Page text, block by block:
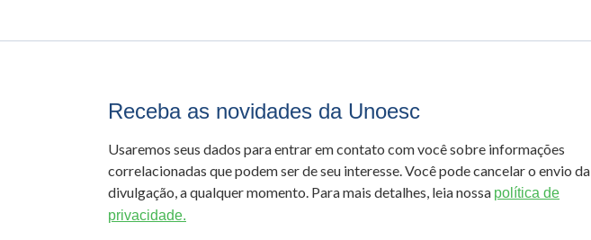
Receba as novidades da Unoesc
Usaremos seus dados para entrar em contato com você sobre informações
correlacionadas que podem ser de seu interesse. Você pode cancelar o envio da
divulgação, a qualquer momento. Para mais detalhes, leia nossa política de
privacidade.